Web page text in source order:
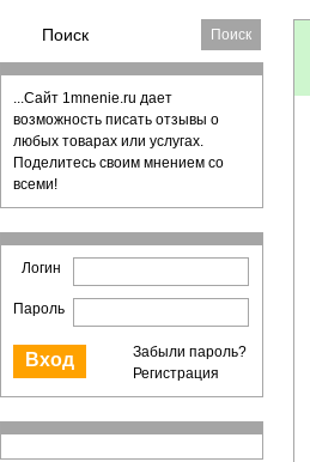
...Сайт 1mnenie.ru дает
возможность писать отзывы о
любых товарах или услугах.
Поделитесь своим мнением со
всеми!
Логин
Пароль
Забыли пароль?
Регистрация